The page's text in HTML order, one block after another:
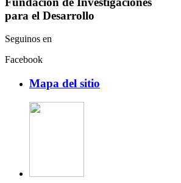
para el Desarrollo
Seguinos en
Facebook
Mapa del sitio